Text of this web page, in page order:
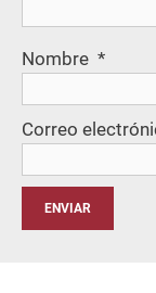
Nombre *
Correo